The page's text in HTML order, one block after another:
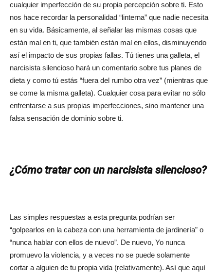
cualquier imperfección de su propia percepción sobre ti. Esto
nos hace recordar la personalidad “linterna” que nadie necesita
en su vida. Básicamente, al señalar las mismas cosas que
están mal en ti, que también están mal en ellos, disminuyendo
así el impacto de sus propias fallas. Tú tienes una galleta, el
narcisista silencioso hará un comentario sobre tus planes de
dieta y como tú estás “fuera del rumbo otra vez” (mientras que
se come la misma galleta). Cualquier cosa para evitar no sólo
enfrentarse a sus propias imperfecciones, sino mantener una
falsa sensación de dominio sobre ti.
¿Cómo tratar con un narcisista silencioso?
Las simples respuestas a esta pregunta podrían ser
“golpearlos en la cabeza con una herramienta de jardinería” o
“nunca hablar con ellos de nuevo”. De nuevo, Yo nunca
promuevo la violencia, y a veces no se puede solamente
cortar a alguien de tu propia vida (relativamente). Así que aquí